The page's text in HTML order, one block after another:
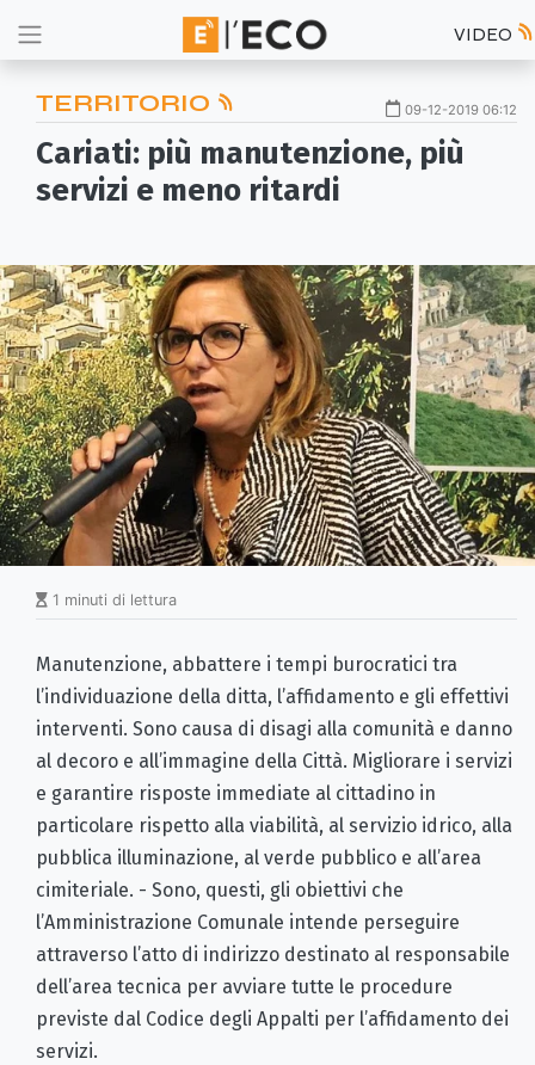
VIDEO
TERRITORIO 09-12-2019 06:12
Cariati: più manutenzione, più
servizi e meno ritardi
1 minuti di lettura
Manutenzione, abbattere i tempi burocratici tra
l’individuazione della ditta, l’affidamento e gli effettivi
interventi. Sono causa di disagi alla comunità e danno
al decoro e all’immagine della Città. Migliorare i servizi
e garantire risposte immediate al cittadino in
particolare rispetto alla viabilità, al servizio idrico, alla
pubblica illuminazione, al verde pubblico e all’area
cimiteriale. - Sono, questi, gli obiettivi che
l’Amministrazione Comunale intende perseguire
attraverso l’atto di indirizzo destinato al responsabile
dell’area tecnica per avviare tutte le procedure
previste dal Codice degli Appalti per l’affidamento dei
servizi.